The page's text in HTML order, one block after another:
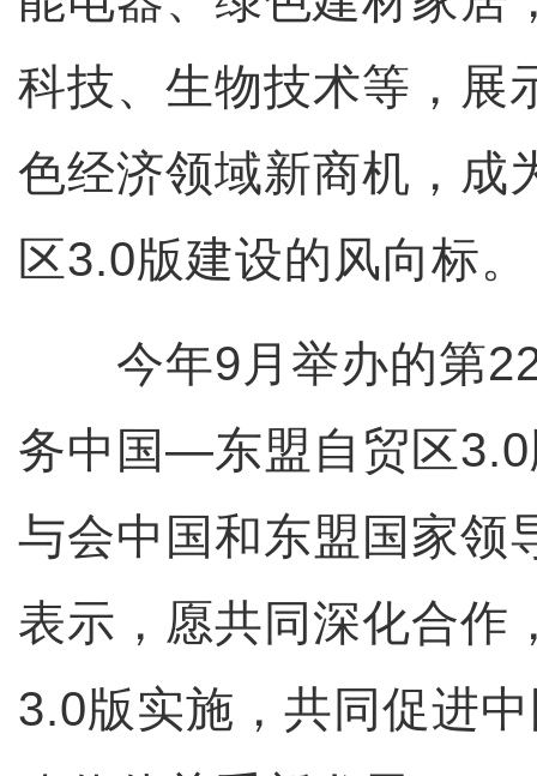
科技、生物技术等，展
色经济领域新商机，
区3.0版建设的风向标。
今年9月举办的第22
务中国—东盟自贸区
与会中国和东盟国家领
表示，愿共同深化合作
3.0版实施，共同促进